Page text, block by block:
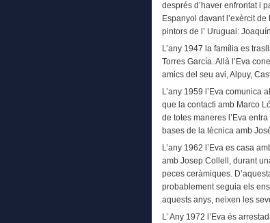
després d’haver enfrontat i
Espanyol davant l’exèrcit
pintors de l’ Uruguai:
L’any 1947 la família es
Torres García. Allà l’Eva
amics del seu avi, Alpuy,
L’any 1959 l’Eva
que la contacti amb Marco
de totes maneres l’Eva
bases de la tècnica amb
L’any 1962 l’Eva es casa
amb Josep Collell, durant
peces ceràmiques.
probablement seguia els
aquests anys, neixen les
L’ Any 1972 l’Eva és